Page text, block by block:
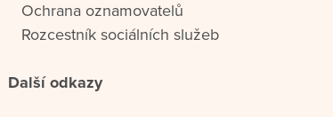
Ochrana oznamovatelů
Rozcestník sociálních služeb
Další odkazy